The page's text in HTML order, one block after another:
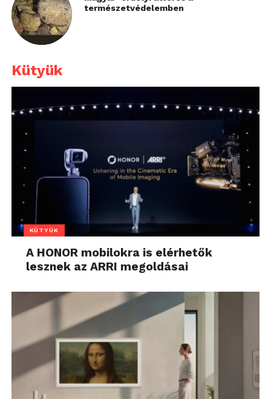
természetvédelemben
Kütyük
KÜTYÜK
A HONOR mobilokra is elérhetők
lesznek az ARRI megoldásai